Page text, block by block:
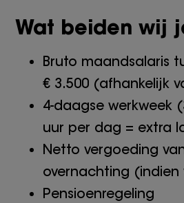
Wat beiden wij
Bruto maandsalaris
€ 3.500 (afhankelijk
4-daagse werkweek
uur per dag = extra
Netto vergoeding
overnachting (indien
Pensioenregeling